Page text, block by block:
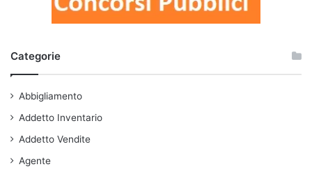
Categorie
Abbigliamento
Addetto Inventario
Addetto Vendite
Agente